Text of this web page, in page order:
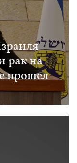
рак на
прошел